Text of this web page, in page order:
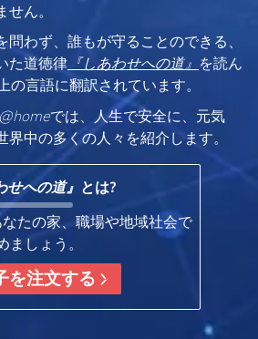
ん。
問わず、誰もが守ることのできる、
た道徳律 『しあわせへの道』 を読ん
言語に翻訳されています。
では、人生で安全に、元気
中の多くの人々を紹介します。
せへの道』 とは?
たの家、職場や地域社会で
ましょう。
を注文する